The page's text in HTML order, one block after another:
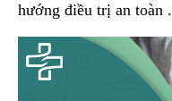
hướng điều trị an toàn .